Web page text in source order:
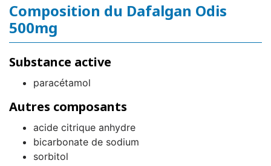
Composition du Dafalgan Odis
500mg
Substance active
paracétamol
Autres composants
acide citrique anhydre
bicarbonate de sodium
sorbitol